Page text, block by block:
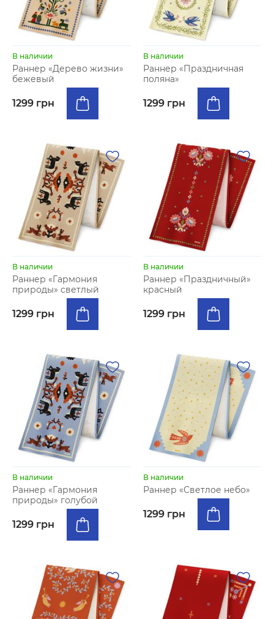
В наличии
Раннер «Дерево жизни»
бежевый
1299 грн
В наличии
Раннер «Праздничная
поляна»
1299 грн
В наличии
Раннер «Гармония
природы» светлый
1299 грн
В наличии
Раннер «Праздничный»
красный
1299 грн
В наличии
Раннер «Гармония
природы» голубой
1299 грн
В наличии
Раннер «Светлое небо»
1299 грн